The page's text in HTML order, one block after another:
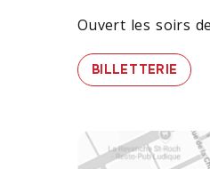
Ouvert les soirs
BILLETTERIE